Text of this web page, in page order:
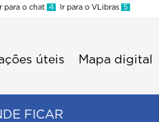
para o chat 4 Ir para o VLibras 5
úteis Mapa digital
FICAR